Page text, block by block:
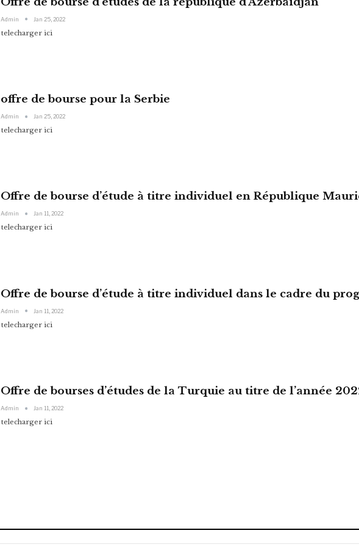
Admin Jan 25, 2022
telecharger ici
offre de bourse pour la Serbie
Admin Jan 25, 2022
telecharger ici
Offre de bourse d’étude à titre individuel en République
Admin Jan 11, 2022
telecharger ici
Offre de bourse d’étude à titre individuel dans le cadre du
Admin Jan 11, 2022
telecharger ici
Offre de bourses d’études de la Turquie au titre de l’année
Admin Jan 11, 2022
telecharger ici